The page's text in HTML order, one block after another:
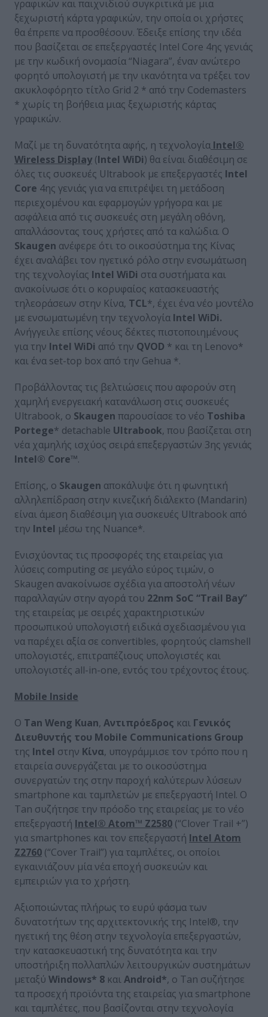
γραφικών και παιχνιδιού συγκριτικά με μια
ξεχωριστή κάρτα γραφικών, την οποία οι χρήστες
θα έπρεπε να προσθέσουν. Έδειξε επίσης την ιδέα
που βασίζεται σε επεξεργαστές Intel Core 4ης γενιάς
με την κωδική ονομασία “Niagara”, έναν ανώτερο
φορητό υπολογιστή με την ικανότητα να τρέξει τον
ακυκλοφόρητο τίτλο Grid 2 * από την Codemasters
* χωρίς τη βοήθεια μιας ξεχωριστής κάρτας
γραφικών.
Μαζί με τη δυνατότητα αφής, η τεχνολογία Intel®
Wireless Display (Intel WiDi) θα είναι διαθέσιμη σε
όλες τις συσκευές Ultrabook με επεξεργαστές Intel
Core 4ης γενιάς για να επιτρέψει τη μετάδοση
περιεχομένου και εφαρμογών γρήγορα και με
ασφάλεια από τις συσκευές στη μεγάλη οθόνη,
απαλλάσοντας τους χρήστες από τα καλώδια. Ο
Skaugen ανέφερε ότι το οικοσύστημα της Κίνας
έχει αναλάβει τον ηγετικό ρόλο στην ενσωμάτωση
της τεχνολογίας Intel WiDi στα συστήματα και
ανακοίνωσε ότι ο κορυφαίος κατασκευαστής
τηλεοράσεων στην Κίνα, TCL*, έχει ένα νέο μοντέλο
με ενσωματωμένη την τεχνολογία Intel WiDi.
Ανήγγειλε επίσης νέους δέκτες πιστοποιημένους
για την Intel WiDi από την QVOD * και τη Lenovo*
και ένα set-top box από την Gehua *.
Προβάλλοντας τις βελτιώσεις που αφορούν στη
χαμηλή ενεργειακή κατανάλωση στις συσκευές
Ultrabook, ο Skaugen παρουσίασε το νέο Toshiba
Portege* detachable Ultrabook, που βασίζεται στη
νέα χαμηλής ισχύος σειρά επεξεργαστών 3ης γενιάς
Intel® Core™.
Επίσης, ο Skaugen αποκάλυψε ότι η φωνητική
αλληλεπίδραση στην κινεζική διάλεκτο (Mandarin)
είναι άμεση διαθέσιμη για συσκευές Ultrabook από
την Intel μέσω της Nuance*.
Ενισχύοντας τις προσφορές της εταιρείας για
λύσεις computing σε μεγάλο εύρος τιμών, ο
Skaugen ανακοίνωσε σχέδια για αποστολή νέων
παραλλαγών στην αγορά του 22nm SoC “Trail Bay”
της εταιρείας με σειρές χαρακτηριστικών
προσωπικού υπολογιστή ειδικά σχεδιασμένου για
να παρέχει αξία σε convertibles, φορητούς clamshell
υπολογιστές, επιτραπέζιους υπολογιστές και
υπολογιστές all-in-one, εντός του τρέχοντος έτους.
Mobile Inside
O Tan Weng Kuan, Αντιπρόεδρος και Γενικός
Διευθυντής του Mobile Communications Group
της Intel στην Κίνα, υπογράμμισε τον τρόπο που η
εταιρεία συνεργάζεται με το οικοσύστημα
συνεργατών της στην παροχή καλύτερων λύσεων
smartphone και ταμπλετών με επεξεργαστή Intel. Ο
Tan συζήτησε την πρόοδο της εταιρείας με το νέο
επεξεργαστή Intel® Atom™ Z2580 (“Clover Trail +”)
για smartphones και τον επεξεργαστή Intel Atom
Z2760 (“Cover Trail”) για ταμπλέτες, οι οποίοι
εγκαινιάζουν μία νέα εποχή συσκευών και
εμπειριών για το χρήστη.
Αξιοποιώντας πλήρως το ευρύ φάσμα των
δυνατοτήτων της αρχιτεκτονικής της Intel®, την
ηγετική της θέση στην τεχνολογία επεξεργαστών,
την κατασκευαστική της δυνατότητα και την
υποστήριξη πολλαπλών λειτουργικών συστημάτων
μεταξύ Windows* 8 καιAndroid*, ο Tan συζήτησε
τα προσεχή προϊόντα της εταιρείας για smartphone
και ταμπλέτες, που βασίζονται στην τεχνολογία